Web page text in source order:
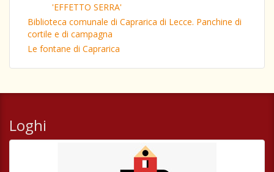
'EFFETTO SERRA'
Biblioteca comunale di Caprarica di Lecce. Panchine di
cortile e di campagna
Le fontane di Caprarica
Loghi